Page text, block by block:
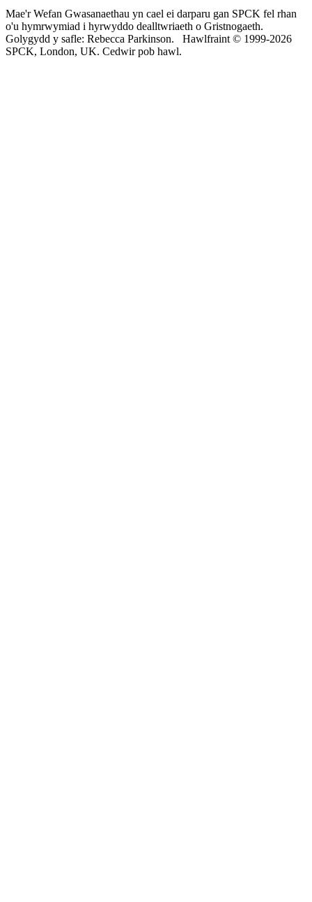
Mae'r Wefan Gwasanaethau yn cael ei darparu gan SPCK fel rhan
o'u hymrwymiad i hyrwyddo dealltwriaeth o Gristnogaeth.
Golygydd y safle: Rebecca Parkinson. Hawlfraint © 1999-2026
SPCK, London, UK. Cedwir pob hawl.